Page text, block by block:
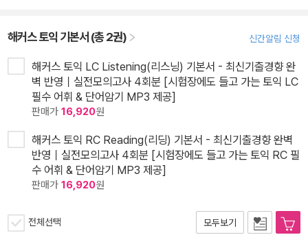
해커스 토익 기본서 (총 2권) 신간알림 신청
해커스 토익 LC Listening(리스닝) 기본서 - 최신기출경향 완
벽 반영｜실전모의고사 4회분 [시험장에도 들고 가는 토익 LC
필수 어휘 & 단어암기 MP3 제공]
판매가 16,920원
해커스 토익 RC Reading(리딩) 기본서 - 최신기출경향 완벽
반영｜실전모의고사 4회분 [시험장에도 들고 가는 토익 RC 필
수 어휘 & 단어암기 MP3 제공]
판매가 16,920원
전체선택 모두보기